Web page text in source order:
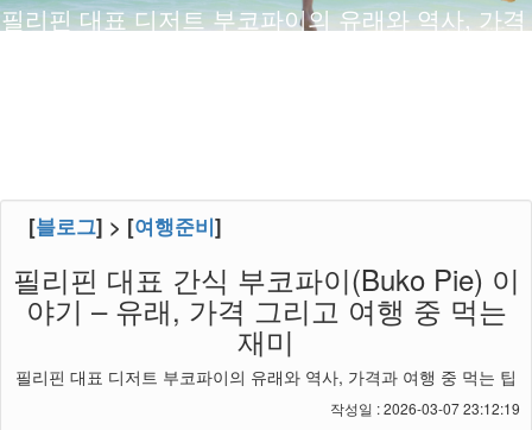
필리핀 대표 디저트 부코파이의 유래와 역사, 가격
[블로그] > [여행준비]
필리핀 대표 간식 부코파이(Buko Pie) 이
야기 – 유래, 가격 그리고 여행 중 먹는
재미
필리핀 대표 디저트 부코파이의 유래와 역사, 가격과 여행 중 먹는 팁
작성일 : 2026-03-07 23:12:19